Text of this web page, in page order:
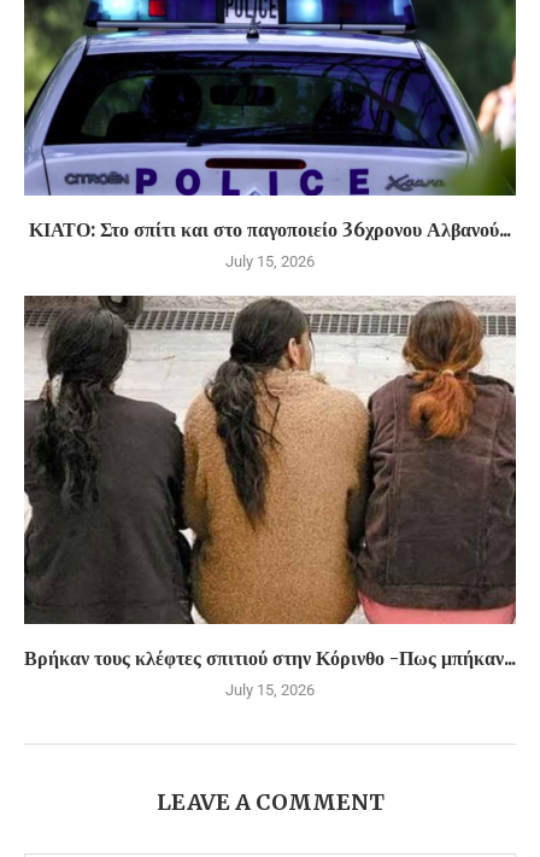
ΚΙΑΤΟ: Στο σπίτι και στο παγοποιείο 36χρονου Αλβανού...
July 15, 2026
Βρήκαν τους κλέφτες σπιτιού στην Κόρινθο -Πως μπήκαν...
July 15, 2026
LEAVE A COMMENT